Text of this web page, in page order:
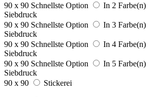
90 x 90 Schnellste Option
In 2 Farbe(n)
Siebdruck
90 x 90 Schnellste Option
In 3 Farbe(n)
Siebdruck
90 x 90 Schnellste Option
In 4 Farbe(n)
Siebdruck
90 x 90 Schnellste Option
In 5 Farbe(n)
Siebdruck
90 x 90
Stickerei